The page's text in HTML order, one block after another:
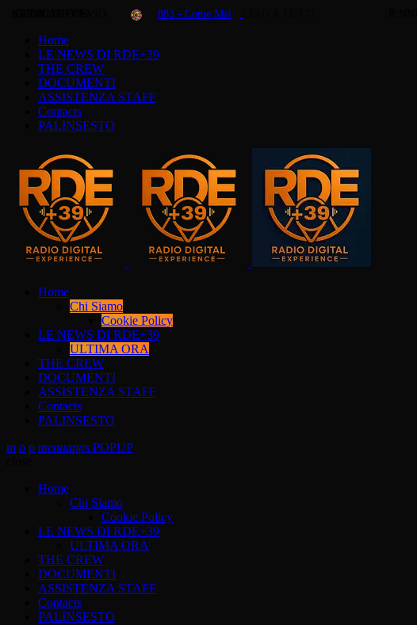
883 - Come Mai
Home
LE NEWS DI RDE+39
THE CREW
DOCUMENTI
ASSISTENZA STAFF
Contacts
PALINSESTO
Home
Chi Siamo
Cookie Policy
LE NEWS DI RDE+39
ULTIMA ORA
THE CREW
DOCUMENTI
ASSISTENZA STAFF
Contacts
PALINSESTO
menuapps POPUP
Home
Chi Siamo
Cookie Policy
LE NEWS DI RDE+39
ULTIMA ORA
THE CREW
DOCUMENTI
ASSISTENZA STAFF
Contacts
PALINSESTO